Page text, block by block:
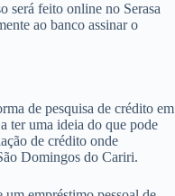
será feito online no Serasa
ao banco assinar o
de pesquisa de crédito em
ter uma ideia do que pode
de crédito onde
Domingos do Cariri.